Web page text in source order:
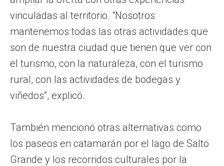
vinculadas al territorio. “Nosotros
mantenemos todas las otras actividades que
son de nuestra ciudad que tienen que ver con
el turismo, con la naturaleza, con el turismo
rural, con las actividades de bodegas y
viñedos”, explicó.
También mencionó otras alternativas como
los paseos en catamarán por el lago de Salto
Grande y los recorridos culturales por la